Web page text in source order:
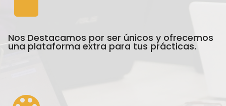
Nos Destacamos por ser únicos y ofrecemos
una plataforma extra para tus prácticas.